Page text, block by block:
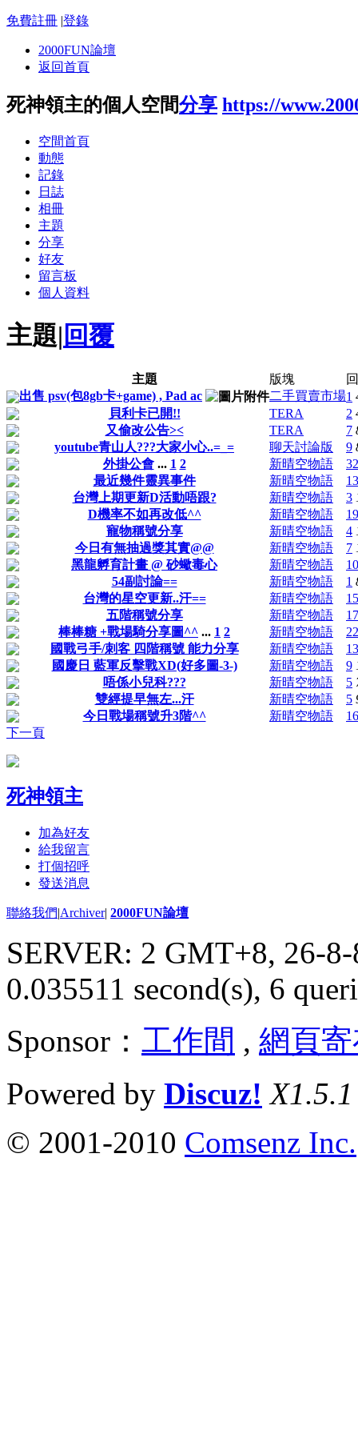
免費註冊 |登錄
2000FUN論壇
返回首頁
死神領主的個人空間分享 https://
空間首頁
動態
記錄
日誌
相冊
主題
分享
好友
留言板
個人資料
主題| 回覆
主題 版塊
出售 psv(包8gb卡+game) , Pad ac
二手買賣市場1
貝利卡已開!!
TERA 2
又偷改公告><
TERA 7
youtube青山人???大家小心..=_=
聊天討論版 9
外掛公會 ... 1 2 新晴空物語
32
最近幾件靈異事件
新晴空物語
13
台灣上期更新D活動唔跟?
新晴空物語 3
D機率不如再改低^^
新晴空物語
19
寵物稱號分享
新晴空物語 4
今日有無抽過獎其實@@
新晴空物語 7
黑龍孵育計畫 @ 砂蠍毒心
新晴空物語
10
54副討論==
新晴空物語 1
台灣的星空更新..汗==
新晴空物語
15
五階稱號分享
新晴空物語
17
棒棒糖 +戰場騎分享圖^^ ... 1 2 新晴空物語
22
國戰弓手/刺客 四階稱號 能力分享
新晴空物語
13
國慶日 藍軍反擊戰XD(好多圖-3-)
新晴空物語 9
唔係小兒科???
新晴空物語 5
雙經提早無左...汗
新晴空物語 5
今日戰場稱號升3階^^
新晴空物語
16
下一頁
死神領主
加為好友
給我留言
打個招呼
發送消息
聯絡我們|Archiver| 2000FUN論壇
SERVER: 2 GMT+8, 26-
0.035511 second(s), 6
Sponsor： 工作間 , 網頁
Powered by Discuz! X1.5.1
© 2001-2010 Comsenz Inc.